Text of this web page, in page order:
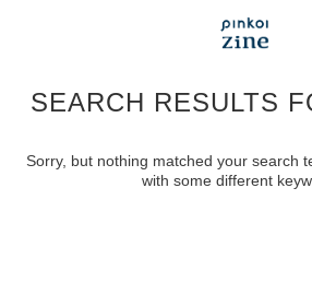
SEARCH RESULTS
Sorry, but nothing matched your search
with some different